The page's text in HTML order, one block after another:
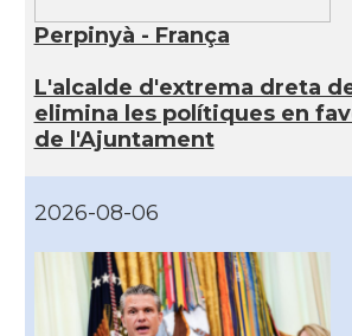
Perpinyà - França
L'alcalde d'extrema dreta
elimina les polítiques en
de l'Ajuntament
2026-08-06